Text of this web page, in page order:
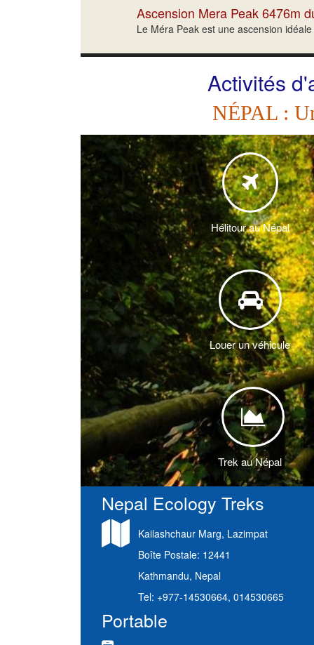
Ascension Mera Peak 6476m
Le Méra Peak est une ascension
Activités
NÉPAL :
Hélitour au Népal
Louer un véhicule
<
Trek au Népal
Nepal Ecology Treks
Kailashchaur Marg, Lazimpat
Boîte Postale: 12441
Kathmandu, Nepal
Tel: +977-14530664, 014530665
Portable